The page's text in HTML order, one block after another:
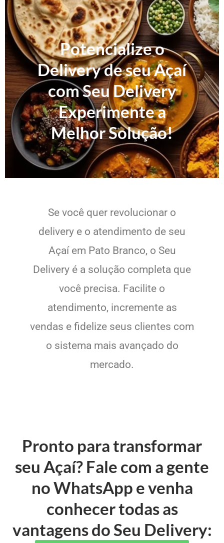
Potencialize o
Delivery de seu Açaí
com Seu Delivery
Experimente a
Melhor Solução!
Se você quer revolucionar o
delivery e o atendimento de seu
Açaí em Pato Branco, o Seu
Delivery é a solução completa que
você precisa. Facilite o
atendimento, incremente as
vendas e fidelize seus clientes com
o sistema mais avançado do
mercado.
Pronto para transformar
seu Açaí? Fale com a gente
no WhatsApp e venha
conhecer todas as
vantagens do Seu Delivery: